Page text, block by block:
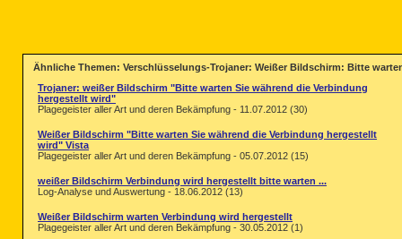
Ähnliche Themen: Verschlüsselungs-Trojaner: Weißer Bildschirm: Bitte
Trojaner: weißer Bildschirm "Bitte warten Sie während die Verbindung
hergestellt wird"
Plagegeister aller Art und deren Bekämpfung - 11.07.2012 (30)
Weißer Bildschirm "Bitte warten Sie während die Verbindung hergestellt
wird" Vista
Plagegeister aller Art und deren Bekämpfung - 05.07.2012 (15)
weißer Bildschirm Verbindung wird hergestellt bitte warten ...
Log-Analyse und Auswertung - 18.06.2012 (13)
Weißer Bildschirm warten Verbindung wird hergestellt
Plagegeister aller Art und deren Bekämpfung - 30.05.2012 (1)